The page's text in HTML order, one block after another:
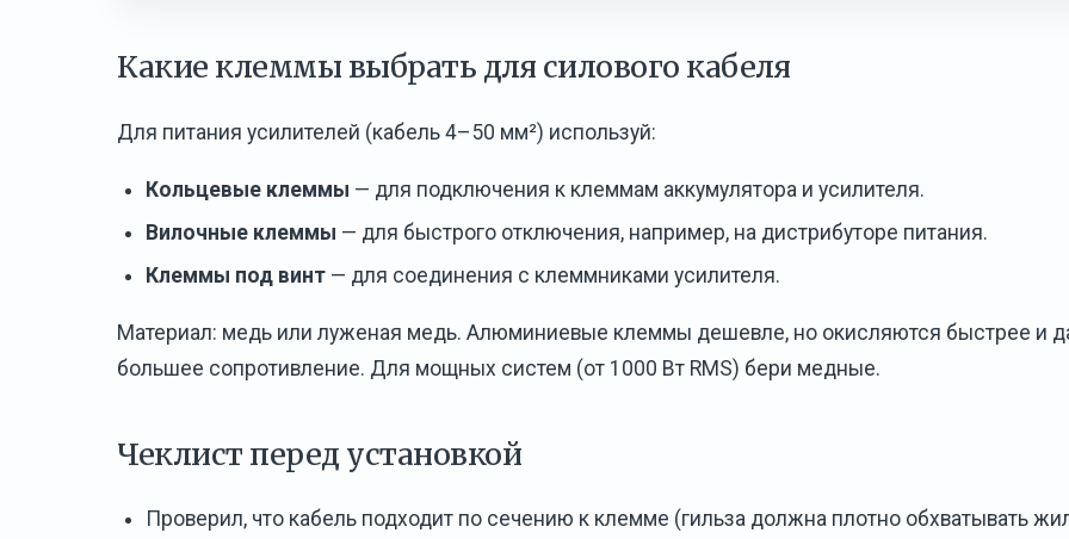
Какие клеммы выбрать для силового кабеля
Для питания усилителей (кабель 4–50 мм²) используй:
Кольцевые клеммы — для подключения к клеммам аккумулятора и усилителя.
Вилочные клеммы — для быстрого отключения, например, на дистрибуторе питания.
Клеммы под винт — для соединения с клеммниками усилителя.
Материал: медь или луженая медь. Алюминиевые клеммы дешевле, но окисляются быстрее и
большее сопротивление. Для мощных систем (от 1000 Вт RMS) бери медные.
Чеклист перед установкой
Проверил, что кабель подходит по сечению к клемме (гильза должна плотно обхватывать